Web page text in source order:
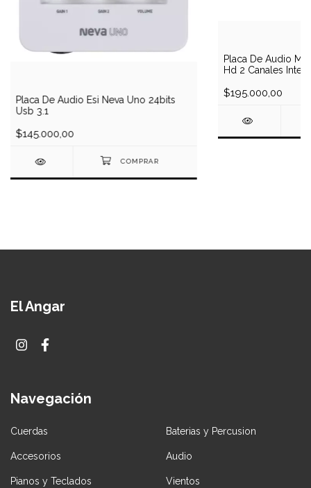
Placa De Audio Esi Neva Uno 24bits
Usb 3.1
$145.000,00
Placa De Audio
Hd 2 Canales
$195.000,00
El Angar
Navegación
Cuerdas Baterias y Percusion
Accesorios Audio
Pianos y Teclados Vientos